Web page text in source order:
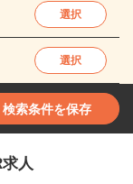
選択
選択
検索条件を保存
人